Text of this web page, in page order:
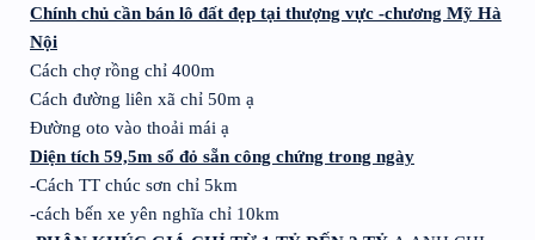
Chính chủ cần bán lô đất đẹp tại thượng vực -chương Mỹ Hà
Nội
Cách chợ rồng chỉ 400m
Cách đường liên xã chỉ 50m ạ
Đường oto vào thoải mái ạ
Diện tích 59,5m sổ đỏ sẵn công chứng trong ngày
-Cách TT chúc sơn chỉ 5km
-cách bến xe yên nghĩa chỉ 10km